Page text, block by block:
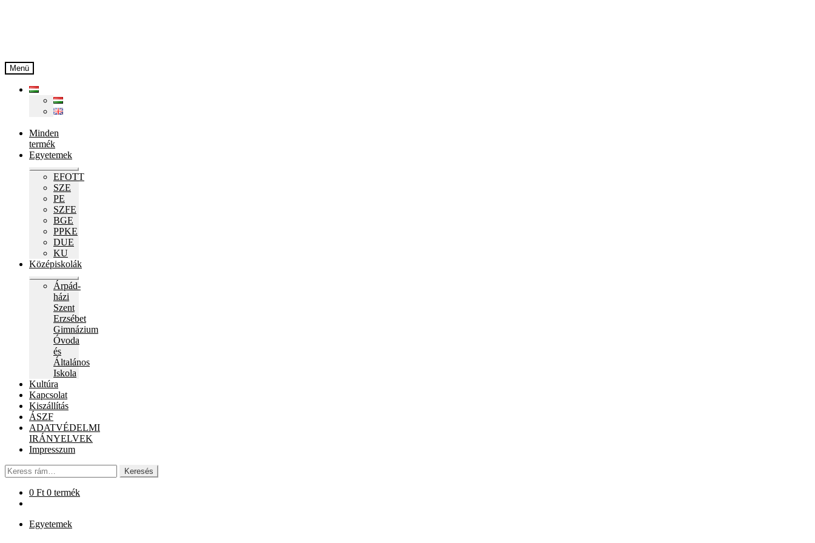
Menü
Minden
termék
Egyetemek
Expand
child
EFOTT
SZE
PE
SZFE
BGE
PPKE
DUE
KU
Középiskolák
Expand
child
Árpád-
házi
Szent
Erzsébet
Gimnázium
Óvoda
és
Általános
Iskola
Kultúra
Kapcsolat
Kiszállítás
ÁSZF
ADATVÉDELMI
IRÁNYELVEK
Impresszum
Keresés
a
következőre:
Keresés
0 Ft 0 termék
Egyetemek